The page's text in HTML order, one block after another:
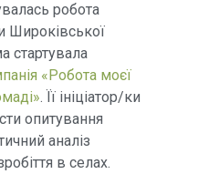
робота
Широківської
стартувала
«Робота моєї
. Її ініціатор/ки
опитування
аналіз
в селах.